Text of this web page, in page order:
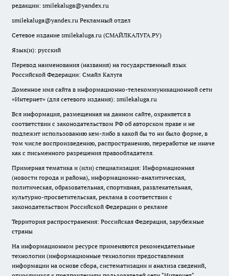
редакции: smilekaluga@yandex.ru
smilekaluga@yandex.ru Рекламный отдел
Сетевое издание smilekaluga.ru (СМАЙЛКАЛУГА.РУ)
Язык(и): русский
Перевод наименования (названия) на государственный язык
Российской Федерации: Смайл Калуга
Доменное имя сайта в информационно-телекоммуникационной сети
«Интернет» (для сетевого издания): smilekaluga.ru
Вся информация, размещенная на данном сайте, охраняется в
соответствии с законодательством РФ об авторском праве и не
подлежит использованию кем-либо в какой бы то ни было форме, в
том числе воспроизведению, распространению, переработке не иначе
как с письменного разрешения правообладателя.
Примерная тематика и (или) специализация: Информационная
(новости города и района), информационно-аналитическая,
политическая, образовательная, спортивная, развлекательная,
культурно-просветительская, реклама в соответствии с
законодательством Российской Федерации о рекламе
Территория распространения: Российская Федерация, зарубежные
страны
На информационном ресурсе применяются рекомендательные
технологии (информационные технологии предоставления
информации на основе сбора, систематизации и анализа сведений,